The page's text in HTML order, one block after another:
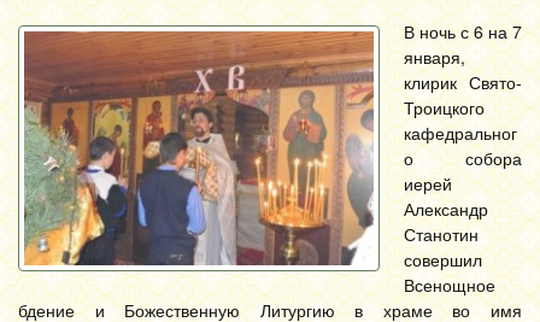
В ночь с 6 на 7
января,
клирик Свято-
Троицкого
кафедральног
о собора
иерей
Александр
Станотин
совершил
Всенощное
бдение и Божественную Литургию в храме во имя